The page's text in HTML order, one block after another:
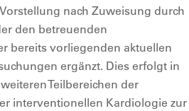
nach Zuweisung durch
den betreuenden
bereits vorliegenden aktuellen
ergänzt. Dies erfolgt in
Teilbereichen der
interventionellen Kardiologie zur